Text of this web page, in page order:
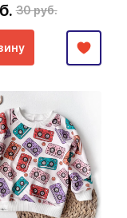
30 руб.